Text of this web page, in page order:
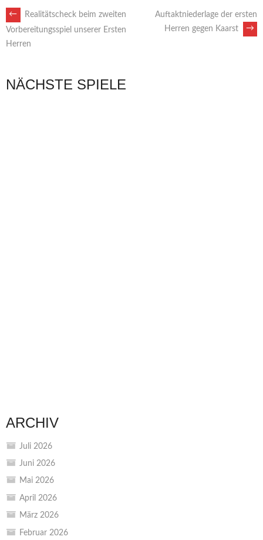
ARTIKEL-
NAVIGATION
←
Realitätscheck beim zweiten
Vorbereitungsspiel unserer Ersten
Herren
Auftaktniederlage der ersten
Herren gegen Kaarst
→
NÄCHSTE SPIELE
ARCHIV
Juli 2026
Juni 2026
Mai 2026
April 2026
März 2026
Februar 2026